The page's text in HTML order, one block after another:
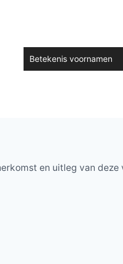
Betekenis voornamen
en uitleg van deze